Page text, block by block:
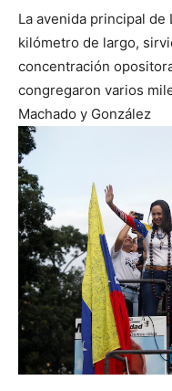
La avenida principal de
kilómetro de largo,
concentración
congregaron varios
Machado y González